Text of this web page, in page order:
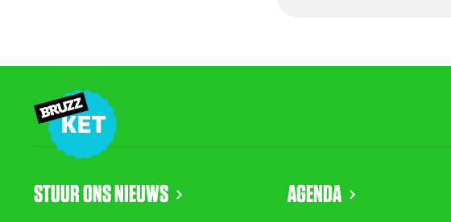
STUUR ONS NIEUWS AGENDA